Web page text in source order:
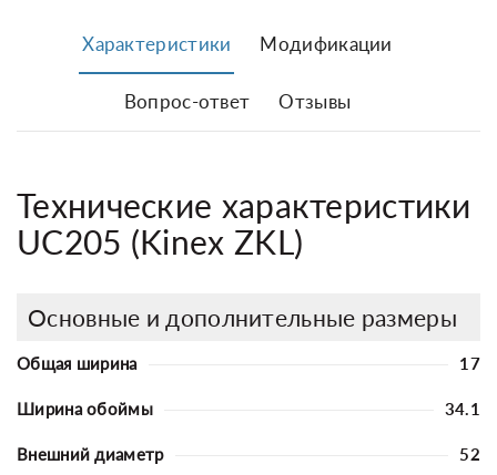
Характеристики Модификации
Вопрос-ответ Отзывы
Технические характеристики
UC205 (Kinex ZKL)
Основные и дополнительные размеры
Общая ширина 17
Ширина обоймы 34.1
Внешний диаметр 52